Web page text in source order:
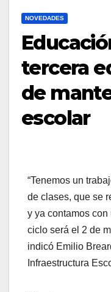
NOVEDADES
tercera
de
escolar
“Tenemos un
de clases, que se
y ya contamos
ciclo será el 2 de
indicó Emilio
Infraestructura